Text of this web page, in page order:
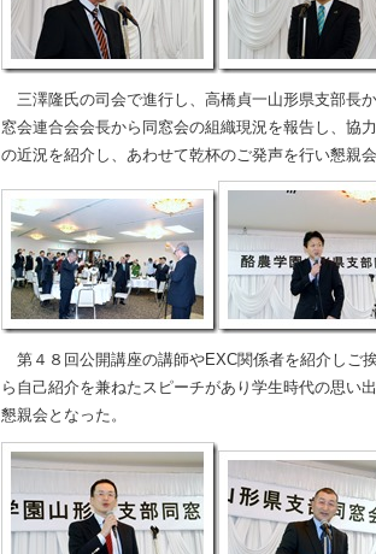
三澤隆氏の司会で進行し、高橋貞一山形県支部長
窓会連合会会長から同窓会の組織現況を報告し、協
の近況を紹介し、あわせて乾杯のご発声を行い懇親会
第４８回公開講座の講師やEXC関係者を紹介しご
ら自己紹介を兼ねたスピーチがあり学生時代の思い
懇親会となった。